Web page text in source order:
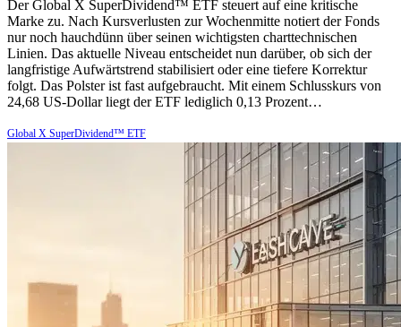
Der Global X SuperDividend™ ETF steuert auf eine kritische
Marke zu. Nach Kursverlusten zur Wochenmitte notiert der Fonds
nur noch hauchdünn über seinen wichtigsten charttechnischen
Linien. Das aktuelle Niveau entscheidet nun darüber, ob sich der
langfristige Aufwärtstrend stabilisiert oder eine tiefere Korrektur
folgt. Das Polster ist fast aufgebraucht. Mit einem Schlusskurs von
24,68 US-Dollar liegt der ETF lediglich 0,13 Prozent…
Global X SuperDividend™ ETF